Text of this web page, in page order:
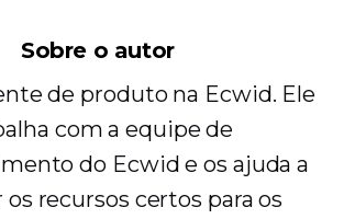
Sobre o autor
de produto na Ecwid. Ele
com a equipe de
do Ecwid e os ajuda a
recursos certos para os